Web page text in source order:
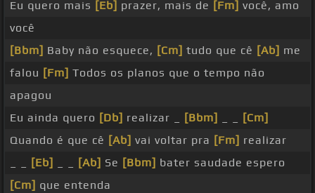
Eu quero mais [Eb] prazer, mais de [Fm] você, amo
você
[Bbm] Baby não esquece, [Cm] tudo que cê [Ab] me
falou [Fm] Todos os planos que o tempo não
apagou
Eu ainda quero [Db] realizar _ [Bbm]
[Cm]
Quando é que cê [Ab] vai voltar pra [Fm] realizar
[Eb] [Ab] Se [Bbm] bater saudade espero
[Cm] que entenda